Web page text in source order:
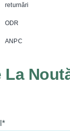
returnări
ODR
ANPC
La